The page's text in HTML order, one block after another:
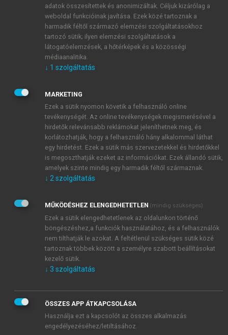
E-MAIL-CÍM
JELSZÓ
JELSZÓ ÚJRA
Kérek értesítést a MeRSZ újdonságairól, akcióiról.
Kérek értesítést az Akadémiai Kiadó Zrt. újdonságairól,
Adatkezelési tájékoztatóbanfoglaltakat tudomásul
veszem és elfogadom.
Általános vásárlási feltételeket, valamint a szotar.netés a
mersz.huoldalak licencszerződéseiben foglaltakat
tudomásul veszem és elfogadom.
KIPRÓBÁLOM
adatok összesítettek és anonimizáltak. Céljuk kizárólag a
weboldal funkcióinak javítása. Ezek közé tartoznak a
harmadik féltől származó elemzési szolgáltatásokhoz
tartozó sütik; ilyen elemzési szolgáltatások a
látogatóelemzések, a hőtérképek és a közösségi
médiaanalitika.
↓ 1 szolgáltatás
MARKETING
Ezek a sütik nyomon követik a felhasználó online
tevékenységét. Az online tevékenységek megismerésével a
hirdetők relevánsabb reklámokat jeleníthetnek meg, és
korlátozhatják, hogy a felhasználó hány alkalommal láthat
egy hirdetést. Ezek a sütik más szervezetekkel és hirdetőkkel
is megoszthatják ezeket az információkat. Ezek állandó sütik,
amelyek szinte mindig egy harmadik féltől származnak.
↓ 2 szolgáltatás
MŰKÖDÉSHEZ ELENGEDHETETLEN (mindig szükséges)
Ezek a sütik elengedhetetlenek az oldalunkon történő
böngészéshez,a funkciók használatához, és a felhasználók
nem tilthatják le azokat. A feltétlenül szükséges sütik közé
tartoznak többek között a személyre szabott beállításokat
kezelő sütik.
↓ 3 szolgáltatás
ÖSSZES APP ÁTKAPCSOLÁSA
Használja ezt a kapcsolót az összes alkalmazás
engedélyezéséhez/letiltásához.